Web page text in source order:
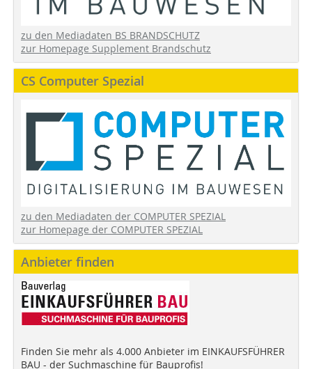
zu den Mediadaten BS BRANDSCHUTZ
zur Homepage Supplement Brandschutz
CS Computer Spezial
zu den Mediadaten der COMPUTER SPEZIAL
zur Homepage der COMPUTER SPEZIAL
Anbieter finden
Finden Sie mehr als 4.000 Anbieter im EINKAUFSFÜHRER
BAU - der Suchmaschine für Bauprofis!